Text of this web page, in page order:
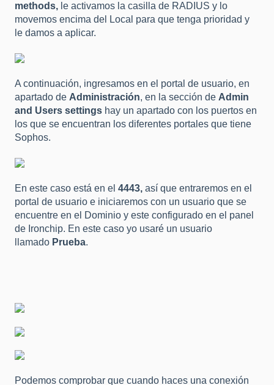
methods, le activamos la casilla de RADIUS y lo
movemos encima del Local para que tenga prioridad y
le damos a aplicar.
A continuación, ingresamos en el portal de usuario, en
apartado de Administración, en la sección de Admin
and Users settings hay un apartado con los puertos en
los que se encuentran los diferentes portales que tiene
Sophos.
En este caso está en el 4443, así que entraremos en el
portal de usuario e iniciaremos con un usuario que se
encuentre en el Dominio y este configurado en el panel
de Ironchip. En este caso yo usaré un usuario
llamado Prueba.
Podemos comprobar que cuando haces una conexión